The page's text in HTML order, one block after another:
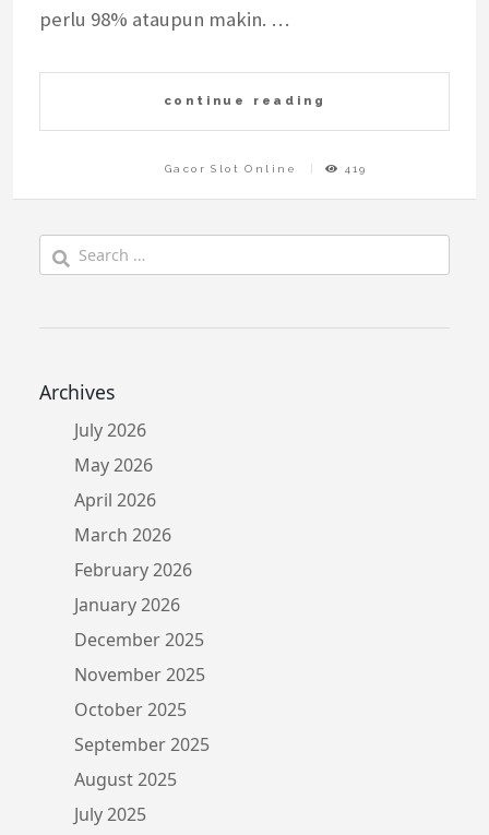
perlu 98% ataupun makin. …
continue reading
Gacor Slot Online 419
for:
Archives
July 2026
May 2026
April 2026
March 2026
February 2026
January 2026
December 2025
November 2025
October 2025
September 2025
August 2025
July 2025